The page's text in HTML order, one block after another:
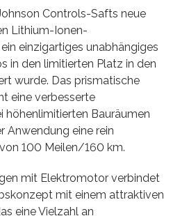
Controls-Safts neue
Lithium-Ionen-
einzigartiges unabhängiges
in den limitierten Platz in den
wurde. Das prismatische
eine verbesserte
höhenlimitierten Bauräumen
Anwendung eine rein
100 Meilen/160 km.
mit Elektromotor verbindet
mit einem attraktiven
eine Vielzahl an